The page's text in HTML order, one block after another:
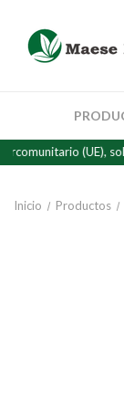
(UE), solicita tu
Inicio Productos